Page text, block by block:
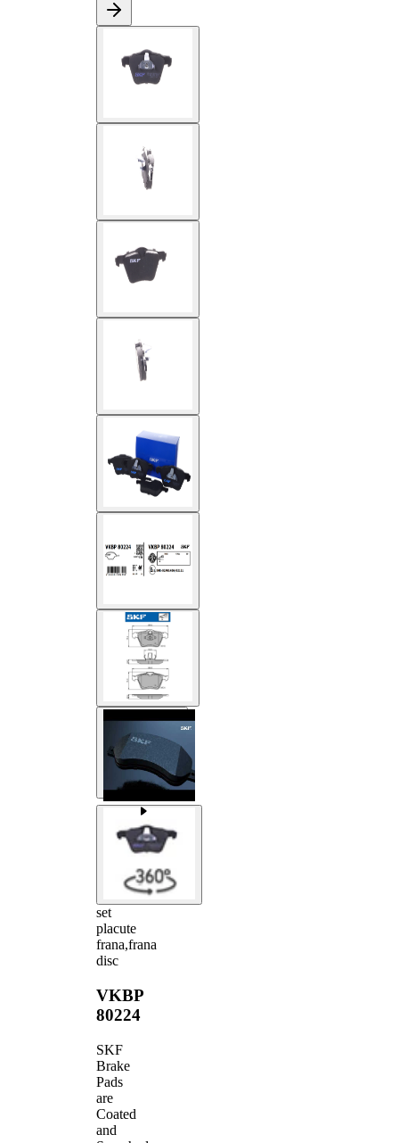
set
placute
frana,frana
disc
VKBP
80224
SKF
Brake
Pads
are
Coated
and